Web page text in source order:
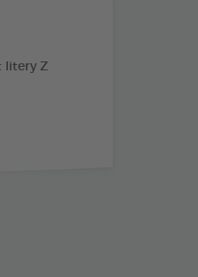
litery Z